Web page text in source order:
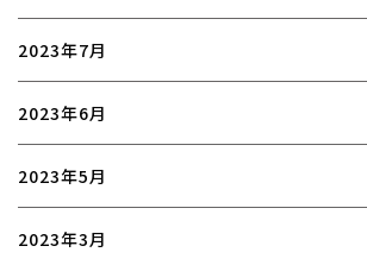
2023年7月
2023年6月
2023年5月
2023年3月